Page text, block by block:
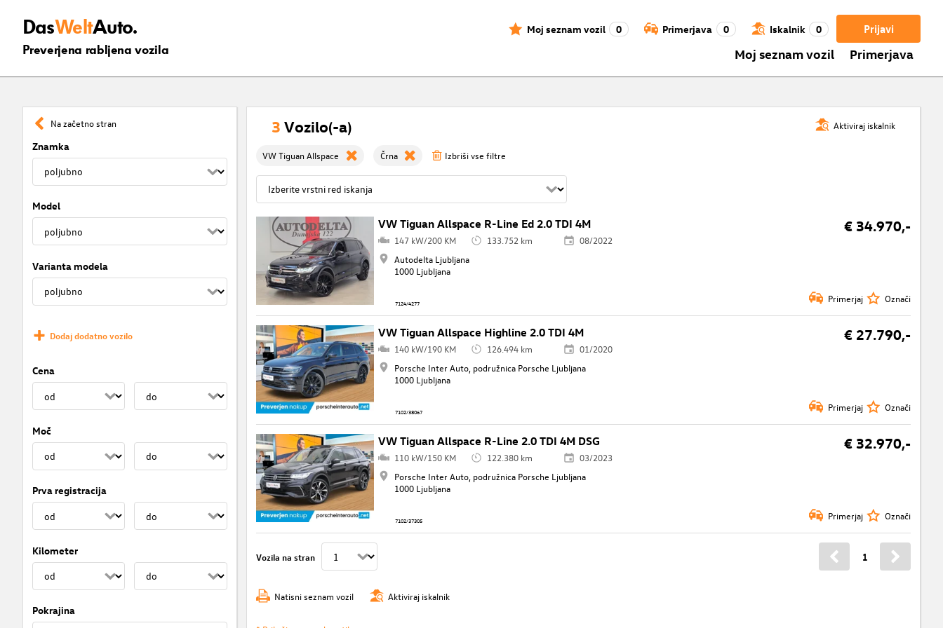
DasWeltAuto.
Preverjena rabljena vozila
Prijavi
Moj seznam vozil 0 Primerjava 0 Iskalnik 0
Moj seznam vozil Primerjava
Na začetno stran
Znamka
Model
Varianta modela
Dodaj dodatno vozilo
Cena
Moč
Prva registracija
Kilometer
Pokrajina
Aktiviraj iskalnik
3 Vozilo(-a)
VW Tiguan Allspace Črna Izbriši vse filtre
VW Tiguan Allspace R-Line Ed 2.0 TDI 4M € 34.970,-
147 kW/200 KM 133.752 km
08/2022
Autodelta Ljubljana
1000 Ljubljana
7124/4277 Primerjaj Označi
VW Tiguan Allspace Highline 2.0 TDI 4M € 27.790,-
140 kW/190 KM 126.494 km
01/2020
Porsche Inter Auto, podružnica Porsche Ljubljana
1000 Ljubljana
7102/38067 Primerjaj Označi
VW Tiguan Allspace R-Line 2.0 TDI 4M DSG € 32.970,-
110 kW/150 KM 122.380 km
03/2023
Porsche Inter Auto, podružnica Porsche Ljubljana
1000 Ljubljana
7102/37305 Primerjaj Označi
Vozila na stran 1
Natisni seznam vozil Aktiviraj iskalnik